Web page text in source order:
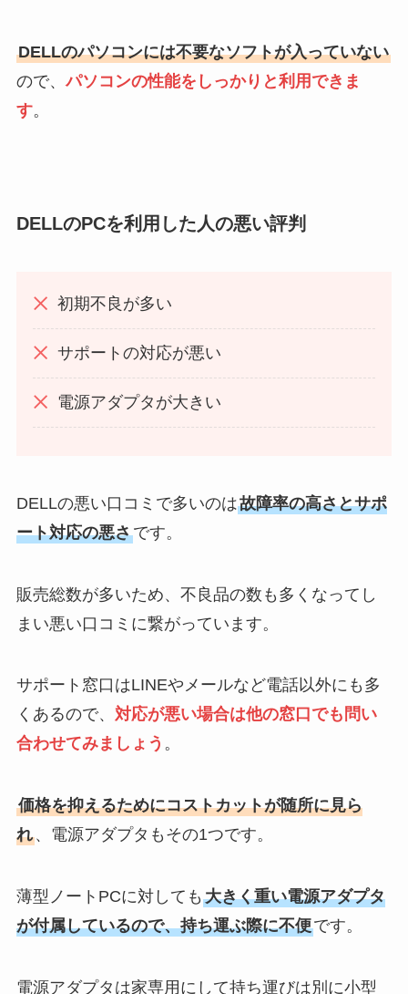
DELLのパソコンには不要なソフトが入っていない
ので、パソコンの性能をしっかりと利用できま
す。
DELLのPCを利用した人の悪い評判
初期不良が多い
サポートの対応が悪い
電源アダプタが大きい
DELLの悪い口コミで多いのは故障率の高さとサポ
ート対応の悪さです。
販売総数が多いため、不良品の数も多くなってし
まい悪い口コミに繋がっています。
サポート窓口はLINEやメールなど電話以外にも多
くあるので、 対応が悪い場合は他の窓口でも問い
合わせてみましょう 。
価格を抑えるためにコストカットが随所に見ら
れ、電源アダプタもその1つです。
薄型ノートPCに対しても 大きく重い電源アダプタ
が付属しているので、持ち運ぶ際に不便です。
電源アダプタは家専用にして持ち運びは別に小型